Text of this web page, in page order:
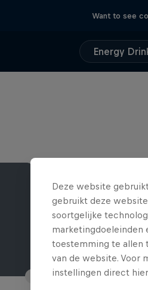
Want to see
Energy
Deze website
gebruikt deze
soortgelijke
marketingdoeleinden
toestemming te allen
van de website. Voor
instellingen direct